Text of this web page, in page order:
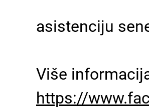
asistenciju
Više
https://